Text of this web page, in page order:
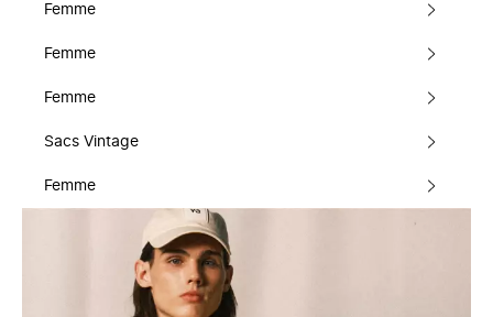
Femme
Femme
Femme
Sacs Vintage
Femme